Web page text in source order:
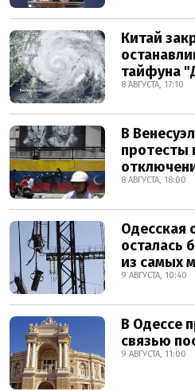
Китай
тайфуна
8 АВГУСТА, 17:10
В
протесты
8 АВГУСТА, 18:00
Одесская
осталась
из самых
9 АВГУСТА, 10:40
В Одессе
связью
9 АВГУСТА, 11:00